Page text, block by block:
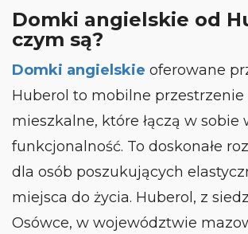
Domki angielskie od
czym są?
Domki angielskie oferowane
Huberol to mobilne przestrzenie
mieszkalne, które łączą w sobie
funkcjonalność. To doskonałe
dla osób poszukujących
miejsca do życia. Huberol, z
Osówce, w województwie